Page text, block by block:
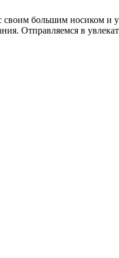
своим большим носиком и
Отправляемся в